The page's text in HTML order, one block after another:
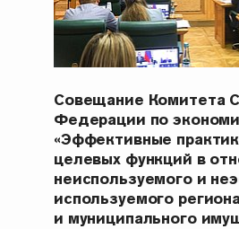
Совещание Комитета
Федерации по
«Эффективные
целевых функций в
неиспользуемого и
используемого
и муниципального